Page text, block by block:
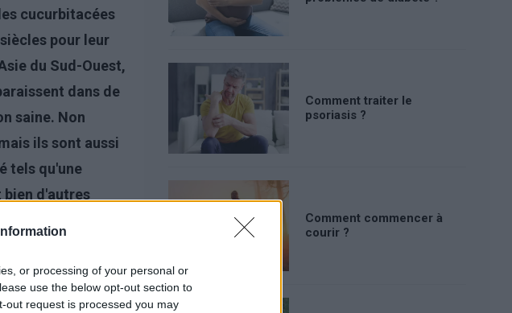
or processing of your personal or
use the below opt-out section to
out request is processed you may
cucurbitacées
pour leur
du Sud-Ouest,
dans de
saine. Non
ils sont aussi
tels qu'une
d'autres
eau, les melons
maintenir un
sous forme
Dans cet
Comment traiter le
psoriasis ?
Comment commencer à
courir ?